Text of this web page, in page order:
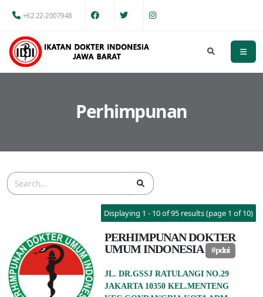
+62 22-2007948
Perhimpunan
Displaying 1 - 10 of 95 results (page 1 of 10)
PERHIMPUNAN DOKTER
UMUM INDONESIA
#pdui
JL. DR.GSSJ RATULANGI NO.29
JAKARTA 10350 KEL.MENTENG